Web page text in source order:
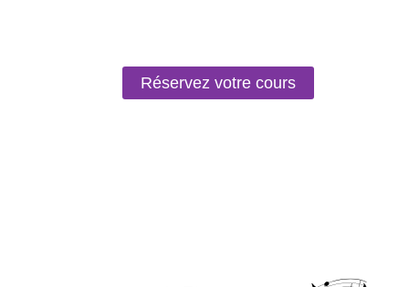
Réservez votre cours